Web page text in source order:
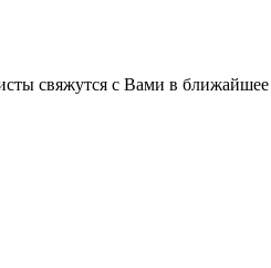
свяжутся с Вами в